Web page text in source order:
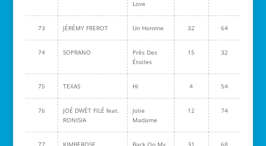
Love
73 JÉRÉMY FREROT Un Homme 32 64
74 SOPRANO
Près Des
Étoiles
15 32
75 TEXAS Hi 4 54
76
JOÉ DWÈT FILÉ feat.
RONISIA
Jolie
Madame
12 74
77 KIMBEROSE
Back On My
31 68